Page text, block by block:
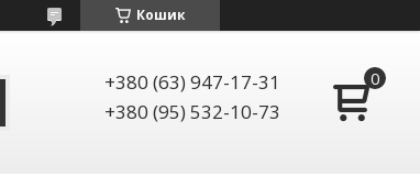
Кошик
+380 (63) 947-17-31
+380 (95) 532-10-73